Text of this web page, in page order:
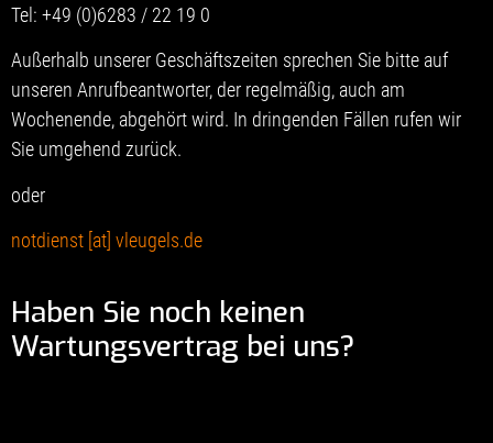
Tel: +49 (0)6283 / 22 19 0
Außerhalb unserer Geschäftszeiten sprechen Sie bitte auf
unseren Anrufbeantworter, der regelmäßig, auch am
Wochenende, abgehört wird. In dringenden Fällen rufen wir
Sie umgehend zurück.
oder
notdienst [at] vleugels.de
Haben Sie noch keinen
Wartungsvertrag bei uns?